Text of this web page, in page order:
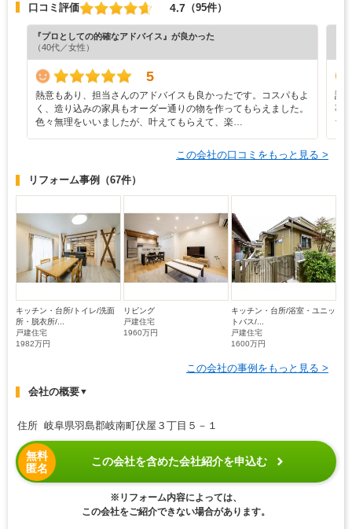
口コミ評価 4.7 （95件）
『プロとしての的確なアドバイス』が良かった
（40代／女性）
5
熱意もあり、担当さんのアドバイスも良かったです。コスパもよ
く、造り込みの家具もオーダー通りの物を作ってもらえました。
色々無理をいいましたが、叶えてもらえて、楽…
設
事
ち
この会社の口コミをもっと見る >
リフォーム事例 （67件）
キッチン・台所/トイレ/洗面
所・脱衣所/...
戸建住宅
1982万円
リビング
戸建住宅
1960万円
キッチン・台所/浴室・ユニッ
トバス/...
戸建住宅
1600万円
この会社の事例をもっと見る >
会社の概要▼
住所 岐阜県羽島郡岐南町伏屋３丁目５－１
無料
匿名
この会社を含めた会社紹介を申込む
※リフォーム内容によっては、
この会社をご紹介できない場合があります。